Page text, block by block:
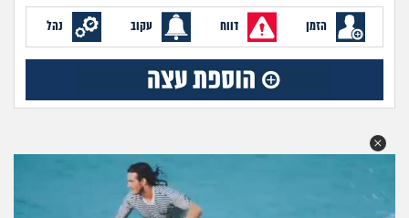
הורות ומשפחה
מתבגרים
לימודים וסטודנטים
הזמן דווח עקוב נהל